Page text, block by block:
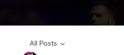
All Posts